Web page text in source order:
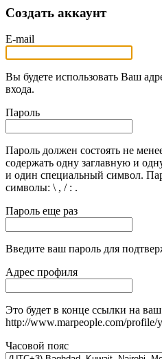
Создать аккаунт
E-mail
Вы будете использовать Ваш
входа.
Пароль
Пароль должен состоять не
содержать одну заглавную и
и один специальный символ.
символы: \ , / : .
Пароль еще раз
Введите ваш пароль для
Адрес профиля
Это будет в конце ссылки на
http://www.marpeople.com/profile/
Часовой пояс